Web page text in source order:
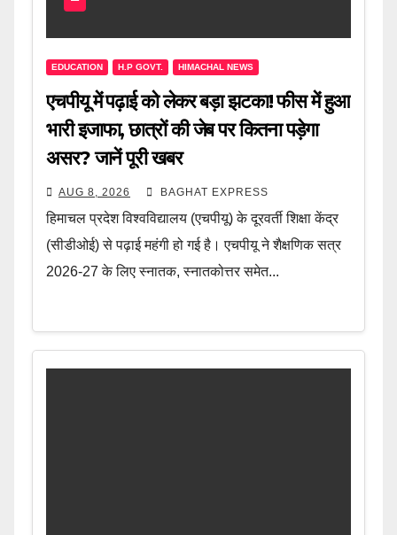
EDUCATION H.P GOVT. HIMACHAL NEWS
एचपीयू में पढ़ाई को लेकर बड़ा झटका! फीस में हुआ
भारी इजाफा, छात्रों की जेब पर कितना पड़ेगा
असर? जानें पूरी खबर
AUG 8, 2026 BAGHAT EXPRESS
हिमाचल प्रदेश विश्वविद्यालय (एचपीयू) के दूरवर्ती शिक्षा केंद्र
(सीडीओई) से पढ़ाई महंगी हो गई है। एचपीयू ने शैक्षणिक सत्र
2026-27 के लिए स्नातक, स्नातकोत्तर समेत...